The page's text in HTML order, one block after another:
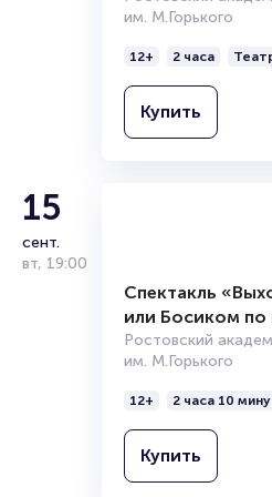
Организаторамим. М.Горького
12+ 2 часа
Купить
15
сент.
вт, 19:00
Спектакль
или Босиком по
Ростовский
им. М.Горького
12+ 2 часа 10
Купить